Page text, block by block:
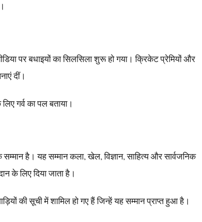
पर बधाइयों का सिलसिला शुरू हो गया। क्रिकेट प्रेमियों और
दीं।
गर्व का पल बताया।
सम्मान है। यह सम्मान कला, खेल, विज्ञान, साहित्य और सार्वजनिक
के लिए दिया जाता है।
की सूची में शामिल हो गए हैं जिन्हें यह सम्मान प्राप्त हुआ है।